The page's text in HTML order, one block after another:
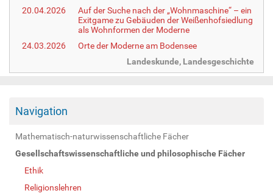
20.04.2026
Auf der Suche nach der „Wohnmaschine“ – ein
Exitgame zu Gebäuden der Weißenhofsiedlung
als Wohnformen der Moderne
24.03.2026
Orte der Moderne am Bodensee
Landeskunde, Landesgeschichte
Navigation
Mathematisch-naturwissenschaftliche Fächer
Gesellschaftswissenschaftliche und philosophische Fächer
Ethik
Religionslehren